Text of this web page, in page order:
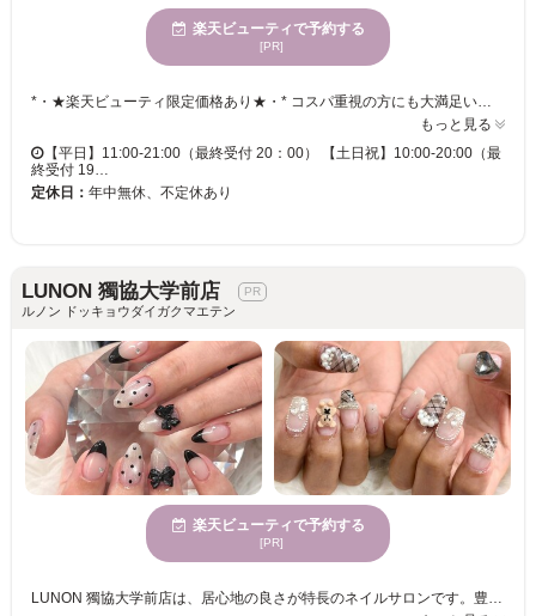
楽天ビューティで予約する
[PR]
もっと見る
【平日】11:00-21:00（最終受付 20：00） 【土日祝】10:00-20:00（最
終受付 19…
定休日： 年中無休、不定休あり
LUNON 獨協大学前店
ルノン ドッキョウダイガクマエテン
楽天ビューティで予約する
[PR]
LUNON 獨協大学前店は、居心地の良さが特長のネイルサロンです。豊富なデザインを揃えており、あなたの個性やスタイルを反映したネイルが実現できます。あらゆる年代の女性に支持されています。駐車場を完備しているので、車での来店も便利です。また、様々な決済方法に対応していますので、お買い物感覚で気軽にご利用ください。親しみやすい雰囲気に包まれ、訪れるたびに自分だけの特別なひと時を体験できる場所として、多くの方に繰り返しご来店いただいています。新しい自分を発見したい、そんな時にぜひ訪れていただきたいサロンです。